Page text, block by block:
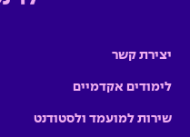
יצירת קשר
לימודים אקדמיים
שירות למועמד ולסטודנט